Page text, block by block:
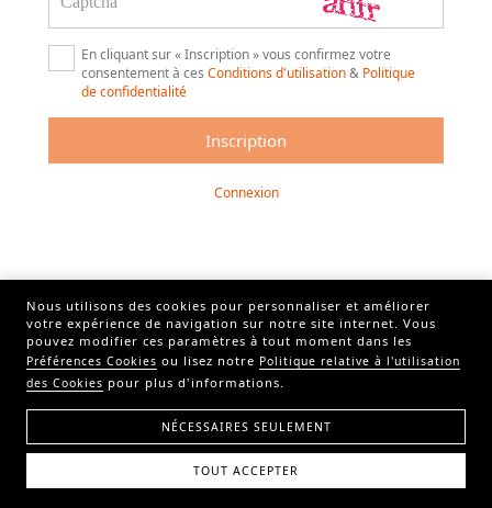
En cliquant sur « Inscription » vous confirmez votre
consentement à ces Conditions d'utilisation& Politique
de confidentialité
Connexion
Nous utilisons des cookies pour personnaliser et améliorer
votre expérience de navigation sur notre site internet. Vous
pouvez modifier ces paramètres à tout moment dans les
Préférences Cookies ou lisez notre Politique relative à l'utilisation
des Cookies pour plus d'informations.
NÉCESSAIRES SEULEMENT
TOUT ACCEPTER